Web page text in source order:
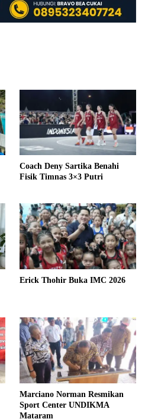
Coach Deny Sartika Benahi
Fisik Timnas 3×3 Putri
Erick Thohir Buka IMC 2026
Marciano Norman Resmikan
Sport Center UNDIKMA
Mataram